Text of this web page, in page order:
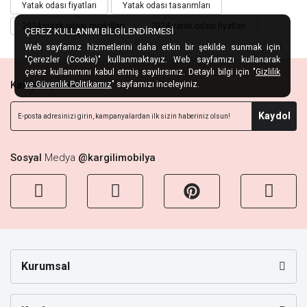
Yatak odası fiyatları Yatak odası tasarımları
2024 yatak odası modelleri 2024 yatak odası fiyatları
KampanyaHabercisi
Kaydol
Sosyal Medya @kargilimobilya
Kurumsal
ÇEREZ KULLANIMI BİLGİLENDİRMESİ
Web sayfamız hizmetlerini daha etkin bir şekilde sunmak için
"Çerezler (Cookie)" kullanmaktayız. Web sayfamızı kullanarak
çerez kullanımını kabul etmiş sayılırsınız. Detaylı bilgi için "Gizlilik
ve Güvenlik Politikamız" sayfamızı inceleyiniz.